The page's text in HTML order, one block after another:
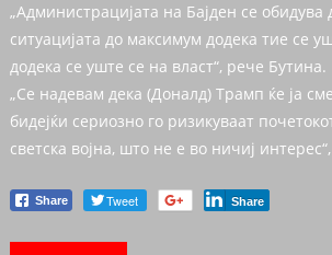
„Администрацијата на Бајден се обидува
ситуацијата до максимум додека тие се
додека се уште се на власт“, ​​рече Бутина.
„Се надевам дека (Доналд) Трамп ќе ја
бидејќи сериозно го ризикуваат
светска војна, што не е во ничиј
Share Tweet Share